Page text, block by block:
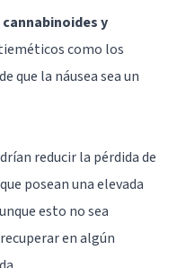
y
como los
que la náusea sea un
reducir la pérdida de
posean una elevada
esto no sea
en algún